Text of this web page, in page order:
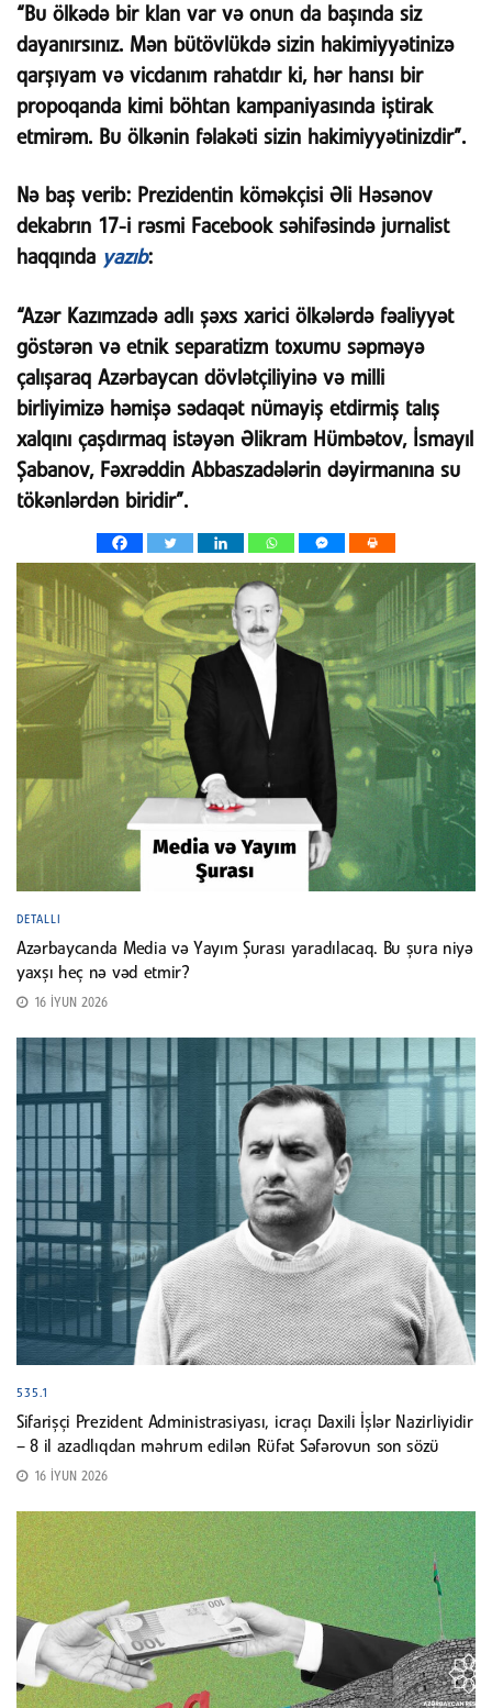
“Bu ölkədə bir klan var və onun da başında siz
dayanırsınız. Mən bütövlükdə sizin hakimiyyətinizə
qarşıyam və vicdanım rahatdır ki, hər hansı bir
propoqanda kimi böhtan kampaniyasında iştirak
etmirəm. Bu ölkənin fəlakəti sizin hakimiyyətinizdir”.
Nə baş verib: Prezidentin köməkçisi Əli Həsənov
dekabrın 17-i rəsmi Facebook səhifəsində jurnalist
haqqında yazıb:
“Azər Kazımzadə adlı şəxs xarici ölkələrdə fəaliyyət
göstərən və etnik separatizm toxumu səpməyə
çalışaraq Azərbaycan dövlətçiliyinə və milli
birliyimizə həmişə sədaqət nümayiş etdirmiş talış
xalqını çaşdırmaq istəyən Əlikram Hümbətov, İsmayıl
Şabanov, Fəxrəddin Abbaszadələrin dəyirmanına su
tökənlərdən biridir”.
DETALLI
Azərbaycanda Media və Yayım Şurası yaradılacaq. Bu şura niyə
yaxşı heç nə vəd etmir?
16 İYUN 2026
535.1
Sifarişçi Prezident Administrasiyası, icraçı Daxili İşlər Nazirliyidir
– 8 il azadlıqdan məhrum edilən Rüfət Səfərovun son sözü
16 İYUN 2026